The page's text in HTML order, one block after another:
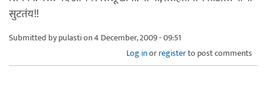
सुटतंय!!
Submitted bypulastion 4 December, 2009 - 09:51
Log inorregisterto post comments